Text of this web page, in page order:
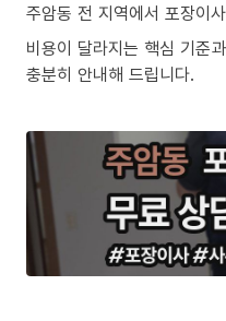
주암동 전 지역에서 포장이
비용이 달라지는 핵심 기준
충분히 안내해 드립니다.